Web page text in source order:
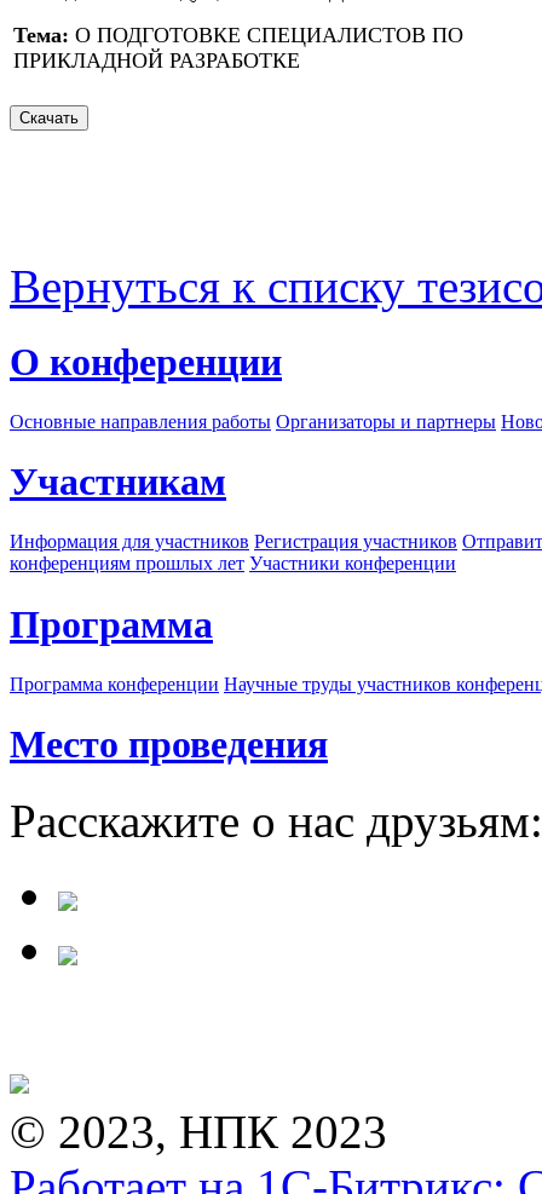
Тема: О ПОДГОТОВКЕ СПЕЦИАЛИСТОВ ПО
ПРИКЛАДНОЙ РАЗРАБОТКЕ
Вернуться к списку
О конференции
Основные направления работы Организаторы и партнеры
Участникам
Информация для участников Регистрация участников
конференциям прошлых лет Участники конференции
Программа
Программа конференции Научные труды участников
Место проведения
Расскажите о нас друзьям:
© 2023, НПК 2023